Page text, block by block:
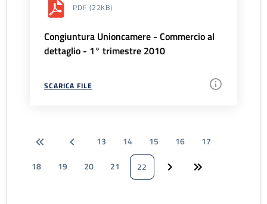
PDF (22KB)
Congiuntura Unioncamere - Commercio al
dettaglio - 1° trimestre 2010
SCARICA FILE
13 14 15 16
17
18
19 20 21 22